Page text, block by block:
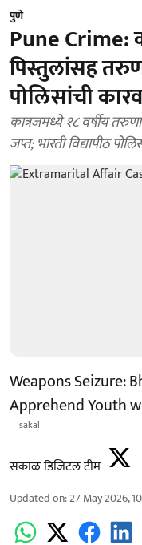
पुणे
Pune Crime:
पिस्तुलांसह
पोलिसांची
कात्रजमध्ये १८ वर्षीय
जप्त; भारती विद्यापीठ
Weapons Seizure:
Apprehend Youth
sakal
सकाळ डिजिटल टीम
Updated on:27 May 2026,